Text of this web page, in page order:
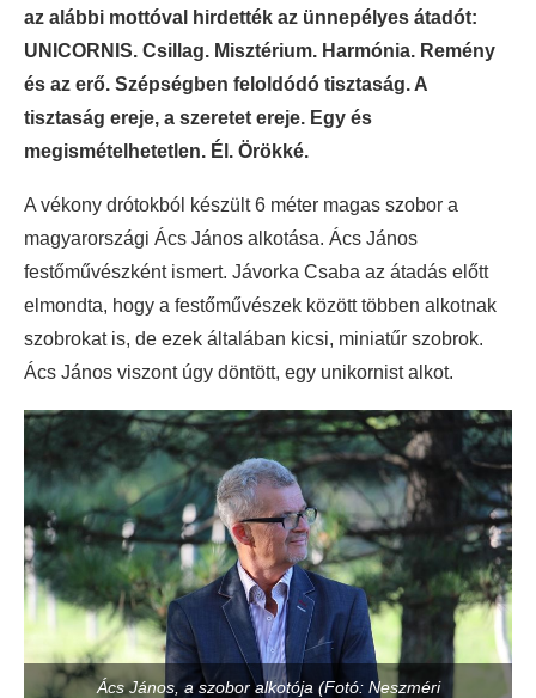
az alábbi mottóval hirdették az ünnepélyes átadót:
UNICORNIS. Csillag. Misztérium. Harmónia. Remény
és az erő. Szépségben feloldódó tisztaság. A
tisztaság ereje, a szeretet ereje. Egy és
megismételhetetlen. Él. Örökké.
A vékony drótokból készült 6 méter magas szobor a
magyarországi Ács János alkotása. Ács János
festőművészként ismert. Jávorka Csaba az átadás előtt
elmondta, hogy a festőművészek között többen alkotnak
szobrokat is, de ezek általában kicsi, miniatűr szobrok.
Ács János viszont úgy döntött, egy unikornist alkot.
Ács János, a szobor alkotója (Fotó: Neszméri